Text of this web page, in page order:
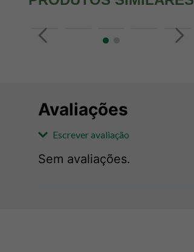
Avaliações
Escrever avaliação
Sem avaliações.